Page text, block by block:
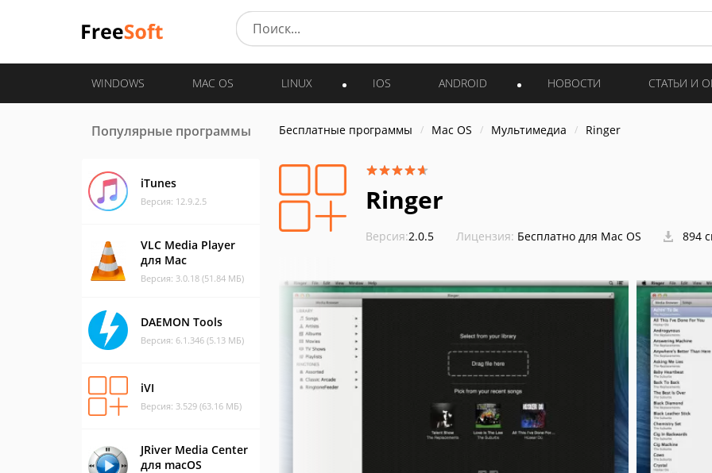
WINDOWS MAC OS LINUX IOS ANDROID НОВОСТИ СТАТЬИ И
Популярные программы
iTunes
Версия: 12.9.2.5
VLC Media Player
для Mac
Версия: 3.0.18 (51.84 МБ)
DAEMON Tools
Версия: 6.1.346 (5.13 МБ)
iVI
Версия: 3.529 (63.16 МБ)
JRiver Media Center
для macOS
Бесплатные программы Mac OS Мультимедиа Ringer
Ringer
Версия:2.0.5 Лицензия: Бесплатно для Mac OS 894